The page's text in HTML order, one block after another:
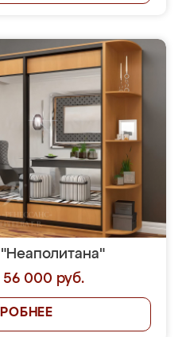
56 000 руб.